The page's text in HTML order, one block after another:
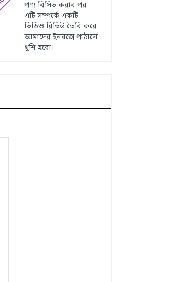
পণ্য রিসিভ করার পর
এটি সম্পর্কে একটি
ভিডিও রিভিউ তৈরি করে
আমাদের ইনবক্সে পাঠালে
খুশি হবো।